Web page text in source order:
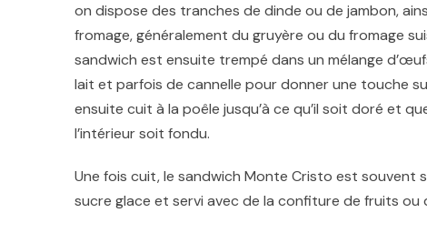
on dispose des tranches de dinde ou de jambon,
fromage, généralement du gruyère ou du fromage
sandwich est ensuite trempé dans un mélange
lait et parfois de cannelle pour donner une touche
ensuite cuit à la poêle jusqu’à ce qu’il soit doré et
l’intérieur soit fondu.
Une fois cuit, le sandwich Monte Cristo est souvent
sucre glace et servi avec de la confiture de fruits